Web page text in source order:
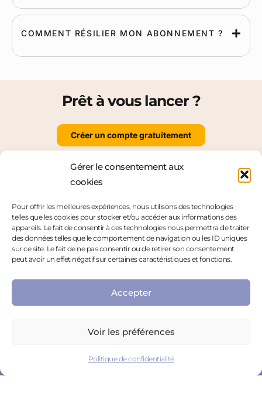
Gérer le consentement aux
cookies
Pour offrir les meilleures expériences, nous utilisons des technologies
telles que les cookies pour stocker et/ou accéder aux informations des
appareils. Le fait de consentir à ces technologies nous permettra de traiter
des données telles que le comportement de navigation ou les ID uniques
sur ce site. Le fait de ne pas consentir ou de retirer son consentement
peut avoir un effet négatif sur certaines caractéristiques et fonctions.
Accepter
Voir les préférences
Politique de confidentialité
COMMENT RÉSILIER MON ABONNEMENT ?
Prêt à vous lancer ?
Créer un compte gratuitement
Particuliers
Professionnels
Nous contacter
Nous rejoindre
Mentions légales
Politique de confidentialité
Politique de cookies